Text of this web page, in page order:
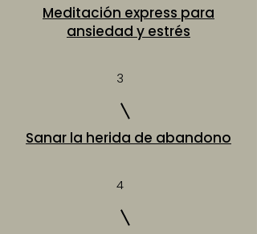
Meditación express para
ansiedad y estrés
3
Sanar la herida de abandono
4